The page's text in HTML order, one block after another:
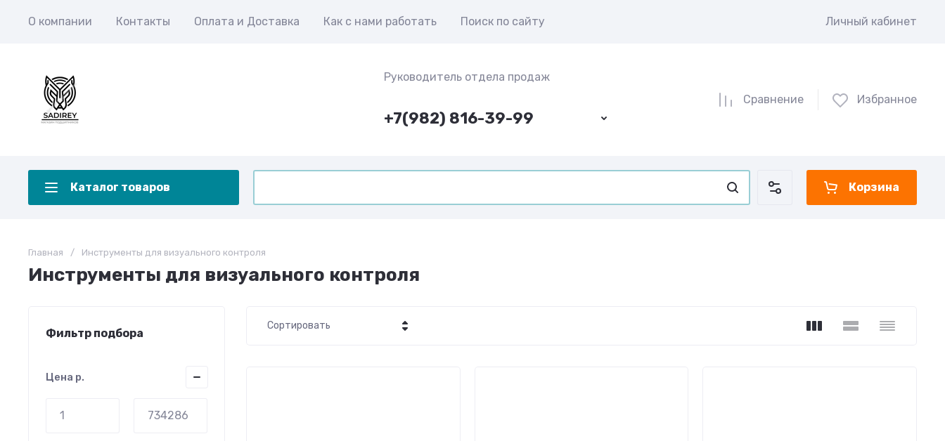
О компании Контакты Оплата и Доставка Как с нами работать Поиск по сайту Личный кабинет
Руководитель отдела продаж
+7(982) 816-39-99
Сравнение Избранное
Каталог товаров Корзина
Главная / Инструменты для визуального контроля
Инструменты для визуального контроля
Фильтр подбора
Цена р.
Сортировать